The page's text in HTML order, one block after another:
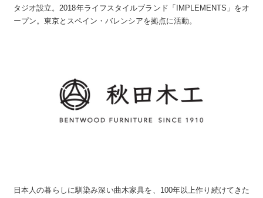
タジオ設立。2018年ライフスタイルブランド「IMPLEMENTS」をオ
ープン。東京とスペイン・バレンシアを拠点に活動。
日本人の暮らしに馴染み深い曲木家具を、100年以上作り続けてきた